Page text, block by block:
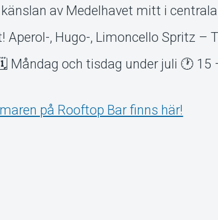
av Medelhavet mitt i
Aperol-, Hugo-, Limoncello Spritz –
Måndag och tisdag under juli 🕐 15
på Rooftop Bar finns här!